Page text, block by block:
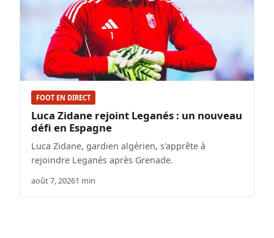
FOOT EN DIRECT
Luca Zidane rejoint Leganés : un nouveau
défi en Espagne
Luca Zidane, gardien algérien, s'apprête à
rejoindre Leganés après Grenade.
août 7, 20261 min